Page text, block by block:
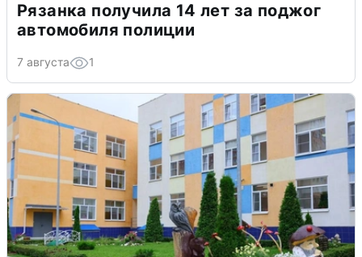
Рязанка получила 14 лет за поджог
автомобиля полиции
7 августа 1